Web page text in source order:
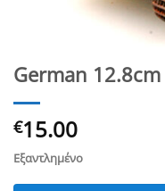
German
€15.00
Εξαντλημένο